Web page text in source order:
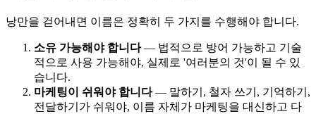
낭만을 걷어내면 이름은 정확히 두 가지를 수행해야 합니다.
소유 가능해야 합니다— 법적으로 방어 가능하고 기술
적으로 사용 가능해야, 실제로 '여러분의 것'이 될 수 있
습니다.
마케팅이 쉬워야 합니다— 말하기, 철자 쓰기, 기억하기,
전달하기가 쉬워야, 이름 자체가 마케팅을 대신하고 다